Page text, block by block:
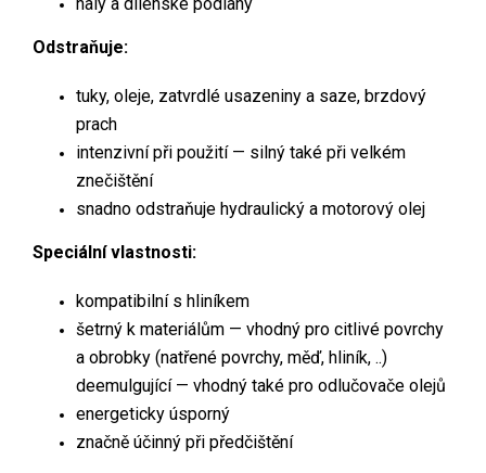
Odstraňuje:
tuky, oleje, zatvrdlé usazeniny a saze, brzdový
prach
intenzivní při použití — silný také při velkém
znečištění
snadno odstraňuje hydraulický a motorový olej
Speciální vlastnosti:
kompatibilní s hliníkem
šetrný k materiálům — vhodný pro citlivé povrchy
a obrobky (natřené povrchy, měď, hliník, ..)
deemulgující — vhodný také pro odlučovače olejů
energeticky úsporný
značně účinný při předčištění